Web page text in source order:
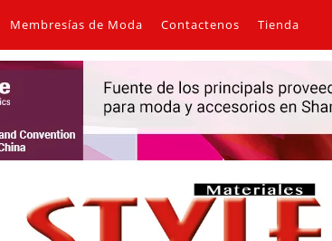
Membresías de Moda Contactenos Tienda